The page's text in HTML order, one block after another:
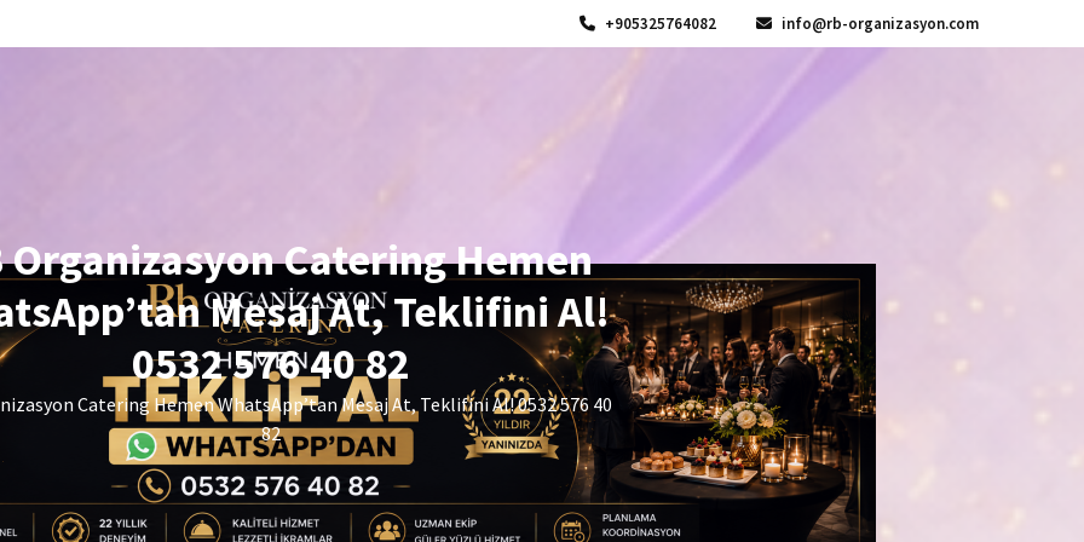
+905325764082 info@rb-organizasyon.com
Organizasyon Catering Hemen
Mesaj At, Teklifini Al!
0532 576 40 82
Catering Hemen WhatsApp’tan Mesaj At, Teklifini Al! 0532 576 40
82